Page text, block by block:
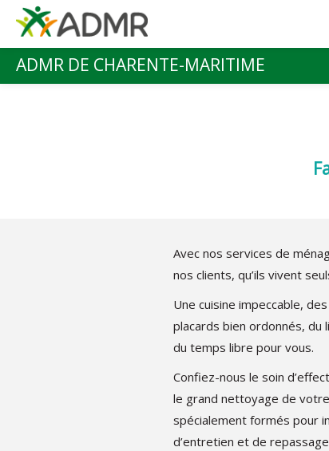
Aller au contenu principal
ADMR DE CHARENTE-MARITIME
Avec nos services de
nos clients, qu’ils vivent
Une cuisine impeccable,
placards bien ordonnés, du
du temps libre pour vous.
Confiez-nous le soin
le grand nettoyage de
spécialement formés pour
d’entretien et de